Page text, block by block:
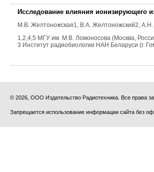
Исследование влияния ионизирующего
М.В. Желтоножская1, В.А. Желтоножский2, А.Н.
1,2,4,5 МГУ им. М.В. Ломоносова (Москва,
3 Институт радиобиологии НАН Беларуси (г.
© 2026, ООО Издательство Радиотехника. Все права
Запрещается использование информации сайта без